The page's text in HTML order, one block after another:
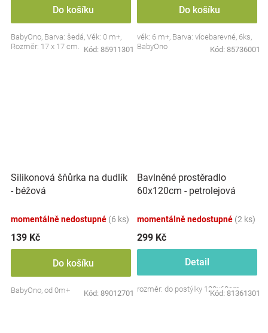
Do košíku
BabyOno, Barva: šedá, Věk: 0 m+,
Rozměr: 17 x 17 cm.
Kód: 85911301
Do košíku
věk: 6 m+, Barva: vícebarevné, 6ks,
BabyOno
Kód: 85736001
Silikonová šňůrka na dudlík
- béžová
momentálně nedostupné (6 ks)
139 Kč
Do košíku
BabyOno, od 0m+ Kód: 89012701
Bavlněné prostěradlo
60x120cm - petrolejová
momentálně nedostupné (2 ks)
299 Kč
Detail
rozměr: do postýlky 120x60cm
Kód: 81361301